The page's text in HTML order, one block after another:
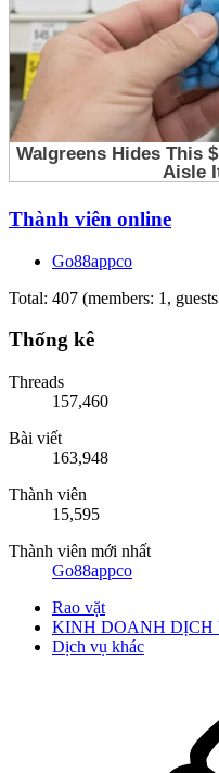
Thành viên online
Go88appco
Total: 407 (members: 1,
Thống kê
Threads
157,460
Bài viết
163,948
Thành viên
15,595
Thành viên mới nhất
Go88appco
Rao vặt
KINH DOANH DỊCH
Dịch vụ khác